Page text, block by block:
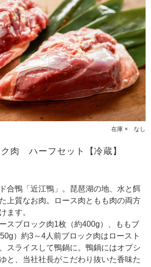
在庫 × なし
肉 ハーフセット【冷蔵】
合鴨「近江鴨」。琵琶湖の地、水と餌
上質なお肉。ロース肉ともも肉の両方
ます。
スブロック肉1枚（約400g）、ももブ
）約3～4人前ブロック肉はロースト
スライスして鴨鍋に。鴨鍋にはオプシ
と、当社社長がこだわり抜いた香味た